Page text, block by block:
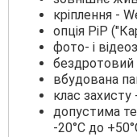
кріплення -
опція PiP
фото- і
бездротовий
вбудована
клас захисту
допустима
-20°С до